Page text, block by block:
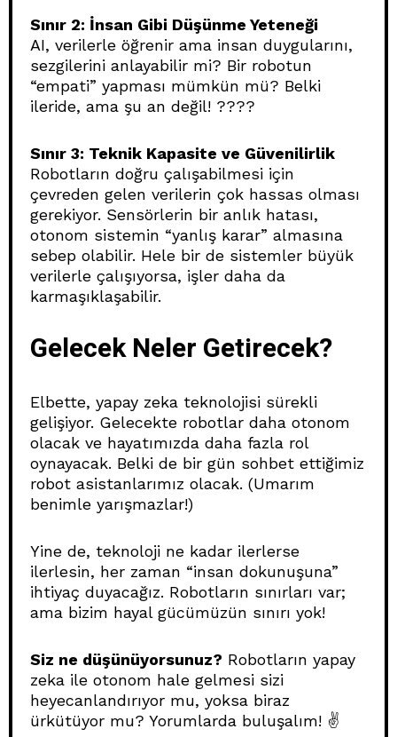
Sınır 2: İnsan Gibi Düşünme Yeteneği
AI, verilerle öğrenir ama insan duygularını,
sezgilerini anlayabilir mi? Bir robotun
“empati” yapması mümkün mü? Belki
ileride, ama şu an değil! ????
Sınır 3: Teknik Kapasite ve Güvenilirlik
Robotların doğru çalışabilmesi için
çevreden gelen verilerin çok hassas olması
gerekiyor. Sensörlerin bir anlık hatası,
otonom sistemin “yanlış karar” almasına
sebep olabilir. Hele bir de sistemler büyük
verilerle çalışıyorsa, işler daha da
karmaşıklaşabilir.
Gelecek Neler Getirecek?
Elbette, yapay zeka teknolojisi sürekli
gelişiyor. Gelecekte robotlar daha otonom
olacak ve hayatımızda daha fazla rol
oynayacak. Belki de bir gün sohbet ettiğimiz
robot asistanlarımız olacak. (Umarım
benimle yarışmazlar!)
Yine de, teknoloji ne kadar ilerlerse
ilerlesin, her zaman “insan dokunuşuna”
ihtiyaç duyacağız. Robotların sınırları var;
ama bizim hayal gücümüzün sınırı yok!
Siz ne düşünüyorsunuz? Robotların yapay
zeka ile otonom hale gelmesi sizi
heyecanlandırıyor mu, yoksa biraz
ürkütüyor mu? Yorumlarda buluşalım! ✌️